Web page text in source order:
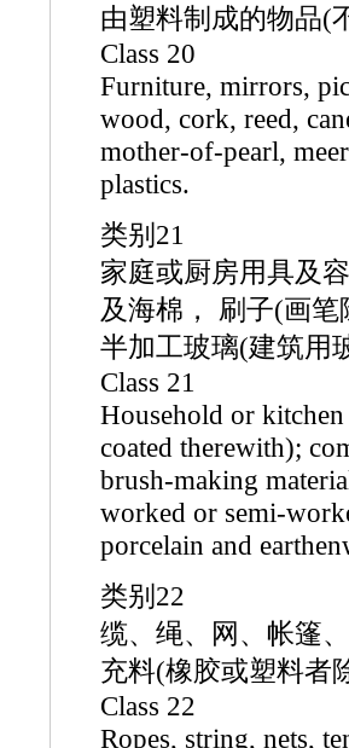
由塑料制成的物品(
Class 20
Furniture, mirrors,
wood, cork, reed,
mother-of-pearl,
plastics.
类别21
家庭或厨房用具及
及海棉， 刷子(画
半加工玻璃(建筑用
Class 21
Household or
coated therewith);
brush-making
worked or semi-
porcelain and
类别22
缆、绳、网、帐篷
充料(橡胶或塑料者
Class 22
Ropes, string, nets,